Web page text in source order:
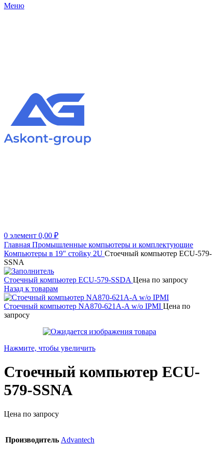
Меню
0 элемент 0,00 ₽
Главная Промышленные компьютеры и комплектующие
Компьютеры в 19" стойку 2U Стоечный компьютер ECU-579-
SSNA
Стоечный компьютер ECU-579-SSDA Цена по запросу
Назад к товарам
Стоечный компьютер NA870-621A-A w/o IPMI Цена по
запросу
Нажмите, чтобы увеличить
Стоечный компьютер ECU-
579-SSNA
Цена по запросу
Производитель Advantech